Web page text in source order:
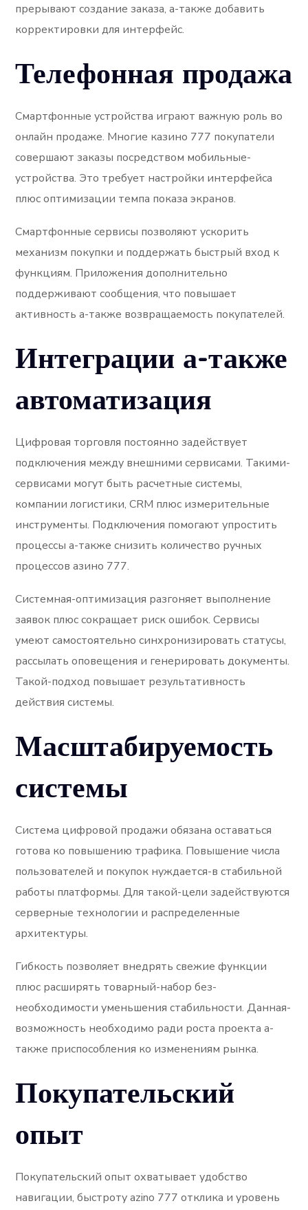
прерывают создание заказа, а-также добавить
корректировки для интерфейс.
Телефонная продажа
Смартфонные устройства играют важную роль во
онлайн продаже. Многие казино 777 покупатели
совершают заказы посредством мобильные-
устройства. Это требует настройки интерфейса
плюс оптимизации темпа показа экранов.
Смартфонные сервисы позволяют ускорить
механизм покупки и поддержать быстрый вход к
функциям. Приложения дополнительно
поддерживают сообщения, что повышает
активность а-также возвращаемость покупателей.
Интеграции а-также
автоматизация
Цифровая торговля постоянно задействует
подключения между внешними сервисами. Такими-
сервисами могут быть расчетные системы,
компании логистики, CRM плюс измерительные
инструменты. Подключения помогают упростить
процессы а-также снизить количество ручных
процессов азино 777.
Системная-оптимизация разгоняет выполнение
заявок плюс сокращает риск ошибок. Сервисы
умеют самостоятельно синхронизировать статусы,
рассылать оповещения и генерировать документы.
Такой-подход повышает результативность
действия системы.
Масштабируемость
системы
Система цифровой продажи обязана оставаться
готова ко повышению трафика. Повышение числа
пользователей и покупок нуждается-в стабильной
работы платформы. Для такой-цели задействуются
серверные технологии и распределенные
архитектуры.
Гибкость позволяет внедрять свежие функции
плюс расширять товарный-набор без-
необходимости уменьшения стабильности. Данная-
возможность необходимо ради роста проекта а-
также приспособления ко изменениям рынка.
Покупательский
опыт
Покупательский опыт охватывает удобство
навигации, быстроту azino 777 отклика и уровень